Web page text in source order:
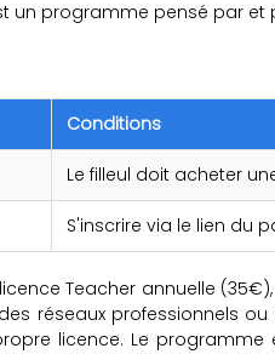
un programme pensé par
Conditions
Le filleul doit acheter
S'inscrire via le lien du
Teacher annuelle
réseaux professionnels
licence. Le programme